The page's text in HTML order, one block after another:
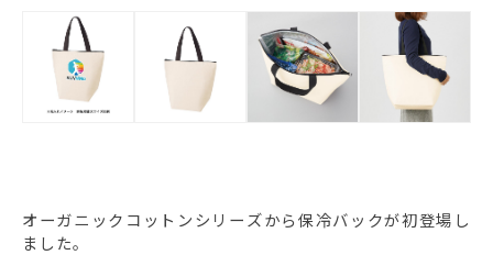
オーガニックコットンシリーズから保冷バックが初登場し
ました。